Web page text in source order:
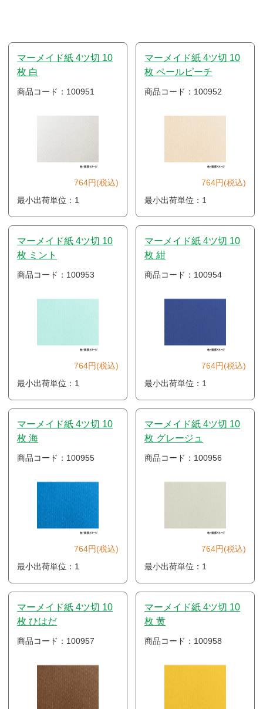
マーメイド紙 4ツ切 10
枚 白
商品コード：100951
764円(税込)
最小出荷単位：1
マーメイド紙 4ツ切 10
枚 ペールピーチ
商品コード：100952
764円(税込)
最小出荷単位：1
マーメイド紙 4ツ切 10
枚 ミント
商品コード：100953
764円(税込)
最小出荷単位：1
マーメイド紙 4ツ切 10
枚 紺
商品コード：100954
764円(税込)
最小出荷単位：1
マーメイド紙 4ツ切 10
枚 海
商品コード：100955
764円(税込)
最小出荷単位：1
マーメイド紙 4ツ切 10
枚 グレージュ
商品コード：100956
764円(税込)
最小出荷単位：1
マーメイド紙 4ツ切 10
枚 ひはだ
商品コード：100957
マーメイド紙 4ツ切 10
枚 黄
商品コード：100958